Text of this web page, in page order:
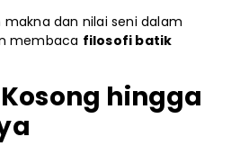
dan nilai seni dalam
membaca filosofi batik
hingga